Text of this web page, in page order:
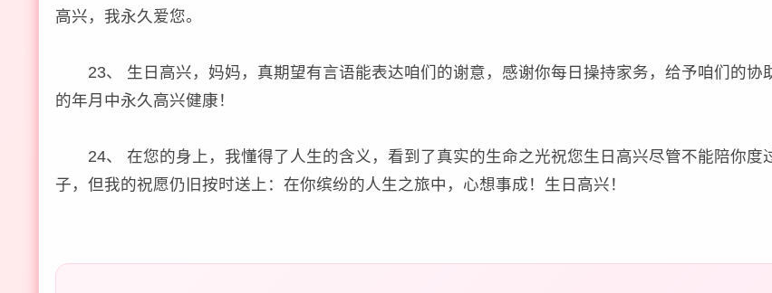
高兴，我永久爱您。
23、 生日高兴，妈妈，真期望有言语能表达咱们的谢意，感谢你每日操持家务，给予咱们的协
的年月中永久高兴健康！
24、 在您的身上，我懂得了人生的含义，看到了真实的生命之光祝您生日高兴尽管不能陪你度
子，但我的祝愿仍旧按时送上：在你缤纷的人生之旅中，心想事成！生日高兴！